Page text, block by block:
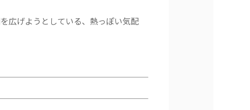
広げようとしている、熱っぽい気配